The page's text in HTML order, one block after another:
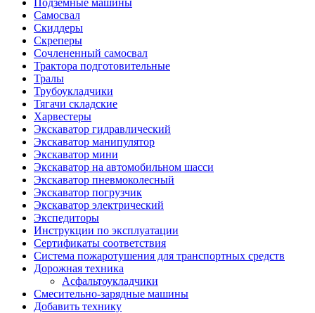
Подземные машины
Самосвал
Скиддеры
Скреперы
Сочлененный самосвал
Трактора подготовительные
Тралы
Трубоукладчики
Тягачи складские
Харвестеры
Экскаватор гидравлический
Экскаватор манипулятор
Экскаватор мини
Экскаватор на автомобильном шасси
Экскаватор пневмоколесный
Экскаватор погрузчик
Экскаватор электрический
Экспедиторы
Инструкции по эксплуатации
Сертификаты соответствия
Система пожаротушения для транспортных средств
Дорожная техника
Асфальтоукладчики
Смесительно-зарядные машины
Добавить технику